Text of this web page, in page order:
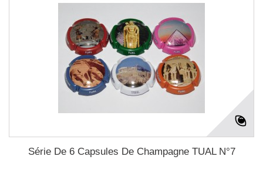
Série De 6 Capsules De Champagne TUAL N°7